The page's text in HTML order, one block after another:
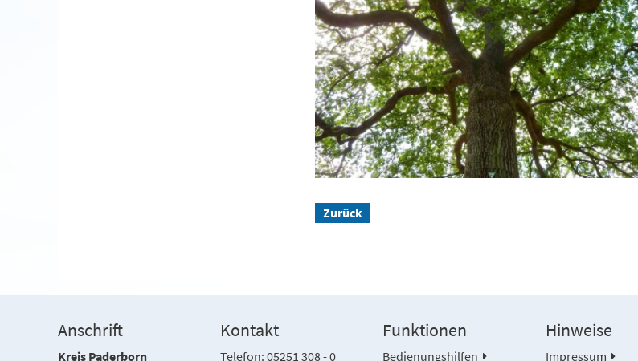
Zurück
Anschrift
Kreis Paderborn
Kontakt
Telefon: 05251 308 - 0
Funktionen
Bedienungshilfen
Hinweise
Impressum